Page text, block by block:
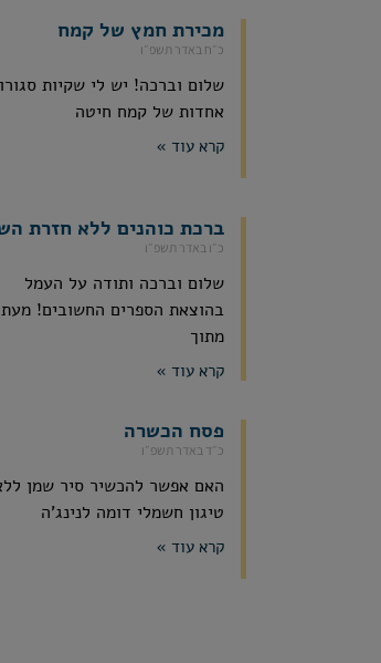
מכירת חמץ של קמח
כ״ח באדר תשפ״ו
שלום וברכה! יש לי שקיות
אחדות של קמח חיטה
קרא עוד »
ברכת כוהנים ללא חזרת
כ״ו באדר תשפ״ו
שלום וברכה ותודה על העמל
בהוצאת הספרים החשובים!
מתוך
קרא עוד »
פסח הכשרה
כ״ד באדר תשפ״ו
האם אפשר להכשיר סיר שמן
טיגון חשמלי דומה לנינג'ה
קרא עוד »